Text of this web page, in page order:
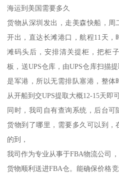
海运到美国需要多久
货物从深圳发出，走美森快船，
开出，直达长滩港口，航程11天
滩码头后，安排清关提柜，把柜
板，送UPS仓库，由UPS仓库扫描
是军港，所以无需排队塞港，整体
从开船到交UPS提取大概12-15天即
同时，我司自有查询系统，后台可
货物到了哪里，需要多久可以到
的到，
我司作为专业从事于FBA物流公司
货物顺利送进FBA仓。能确保价格